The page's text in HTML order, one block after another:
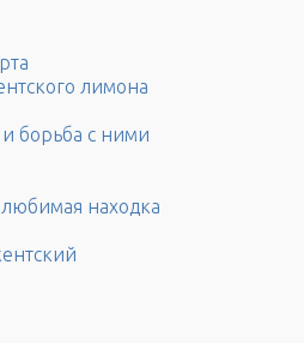
лимона
борьба с ними
находка